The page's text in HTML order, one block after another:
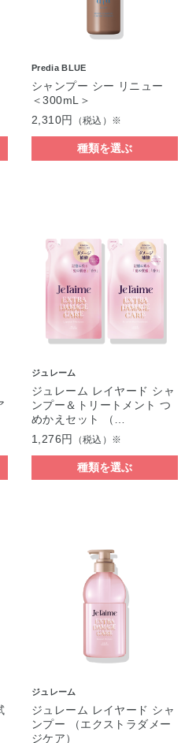
Predia BLUE
シャンプー シー リニュー
＜300mL＞
2,310円
（税込）※
種類を選ぶ
ジュレーム
ジュレーム レイヤード シャ
ンプー＆トリートメント つ
めかえセット （…
1,276円
（税込）※
種類を選ぶ
ジュレーム
ジュレーム レイヤード シャ
ンプー （エクストラダメー
ジケア）